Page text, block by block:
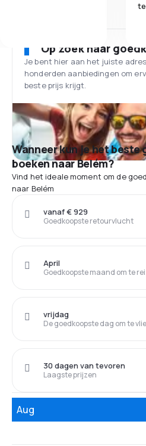
Op zoek naar
Je bent hier aan het juiste
honderden aanbiedingen om
beste prijs krijgt.
Wanneer kun je het
boeken naar Belém?
Vind het ideale moment om de
naar Belém
Goedkoopste retourvlucht
vanaf € 929
Goedkoopste maand om te
April
De goedkoopste dag om te
vrijdag
Laagste prijzen
30 dagen van tevoren
Aug